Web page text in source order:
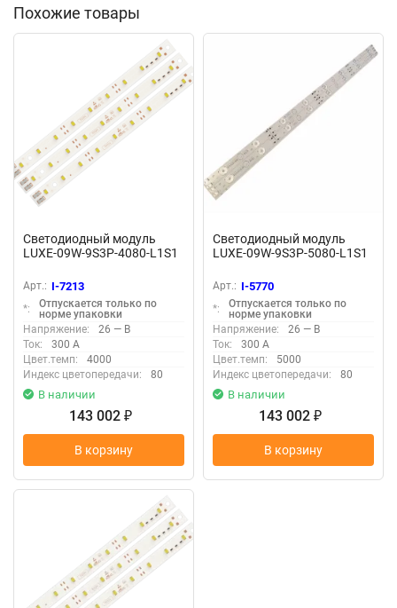
Похожие товары
Светодиодный модуль
LUXE-09W-9S3P-4080-L1S1
Арт.: I-7213
*:
Отпускается только по
норме упаковки
Напряжение:
26 — В
Ток:
300 А
Цвет.темп:
4000
Индекс цветопередачи:
80
В наличии
143 002 ₽
В корзину
Светодиодный модуль
LUXE-09W-9S3P-5080-L1S1
Арт.: I-5770
*:
Отпускается только по
норме упаковки
Напряжение:
26 — В
Ток:
300 А
Цвет.темп:
5000
Индекс цветопередачи:
80
В наличии
143 002 ₽
В корзину